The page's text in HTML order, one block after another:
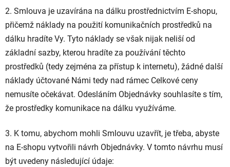
2. Smlouva je uzavírána na dálku prostřednictvím E-shopu,
přičemž náklady na použití komunikačních prostředků na
dálku hradíte Vy. Tyto náklady se však nijak neliší od
základní sazby, kterou hradíte za používání těchto
prostředků (tedy zejména za přístup k internetu), žádné další
náklady účtované Námi tedy nad rámec Celkové ceny
nemusíte očekávat. Odesláním Objednávky souhlasíte s tím,
že prostředky komunikace na dálku využíváme.
3. K tomu, abychom mohli Smlouvu uzavřít, je třeba, abyste
na E-shopu vytvořili návrh Objednávky. V tomto návrhu musí
být uvedeny následující údaje: